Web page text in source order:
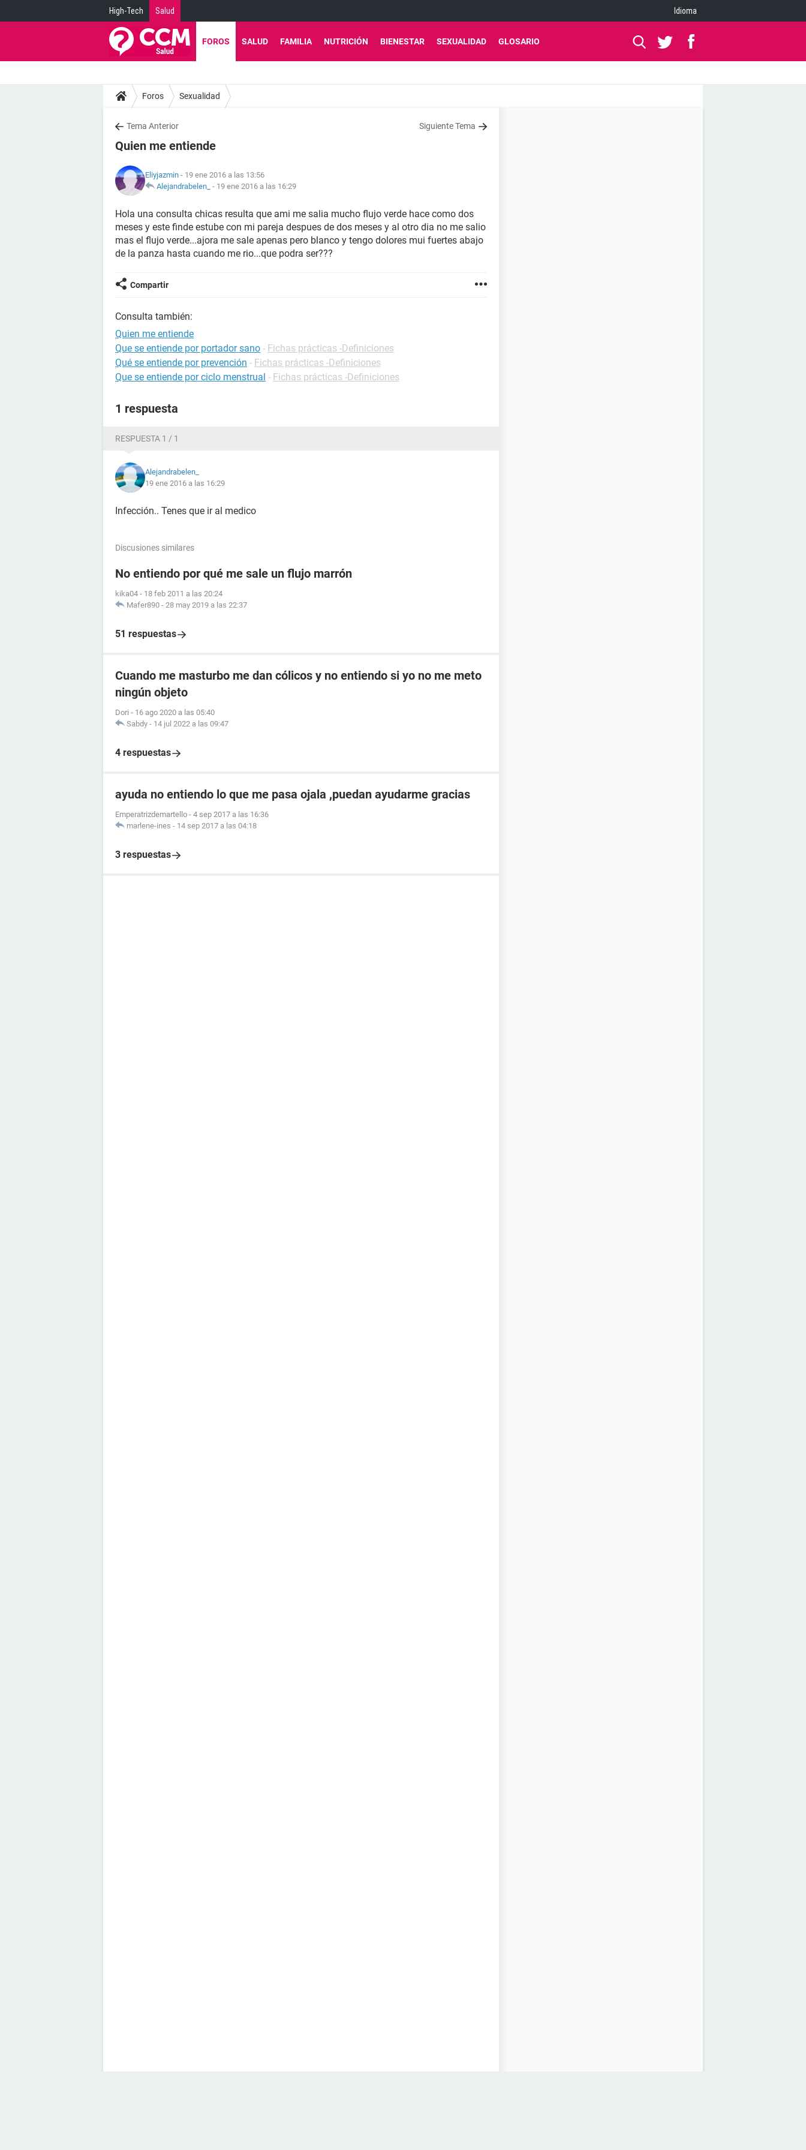
High-Tech Salud Idioma
FOROS SALUD FAMILIA NUTRICIÓN BIENESTAR SEXUALIDAD GLOSARIO
Foros Sexualidad
Tema Anterior Siguiente Tema
Quien me entiende
Eliyjazmin - 19 ene 2016 a las 13:56
Alejandrabelen_ - 19 ene 2016 a las 16:29
Hola una consulta chicas resulta que ami me salia mucho flujo verde hace como dos
meses y este finde estube con mi pareja despues de dos meses y al otro dia no me salio
mas el flujo verde...ajora me sale apenas pero blanco y tengo dolores mui fuertes abajo
de la panza hasta cuando me rio...que podra ser???
Compartir
Consulta también:
Quien me entiende
Que se entiende por portador sano - Fichas prácticas -Definiciones
Qué se entiende por prevención - Fichas prácticas -Definiciones
Que se entiende por ciclo menstrual - Fichas prácticas -Definiciones
1 respuesta
RESPUESTA 1 / 1
Alejandrabelen_
19 ene 2016 a las 16:29
Infección.. Tenes que ir al medico
Discusiones similares
No entiendo por qué me sale un flujo marrón
kika04 - 18 feb 2011 a las 20:24
Mafer890 - 28 may 2019 a las 22:37
51 respuestas
Cuando me masturbo me dan cólicos y no entiendo si yo no me meto
ningún objeto
Dori - 16 ago 2020 a las 05:40
Sabdy - 14 jul 2022 a las 09:47
4 respuestas
ayuda no entiendo lo que me pasa ojala ,puedan ayudarme gracias
Emperatrizdemartello - 4 sep 2017 a las 16:36
marlene-ines - 14 sep 2017 a las 04:18
3 respuestas